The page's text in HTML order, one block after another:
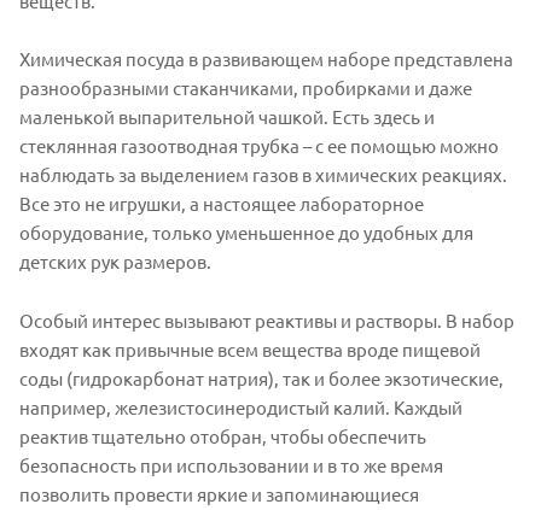
Химическая посуда в развивающем наборе представлена
разнообразными стаканчиками, пробирками и даже
маленькой выпарительной чашкой. Есть здесь и
стеклянная газоотводная трубка – с ее помощью можно
наблюдать за выделением газов в химических реакциях.
Все это не игрушки, а настоящее лабораторное
оборудование, только уменьшенное до удобных для
детских рук размеров.
Особый интерес вызывают реактивы и растворы. В набор
входят как привычные всем вещества вроде пищевой
соды (гидрокарбонат натрия), так и более экзотические,
например, железистосинеродистый калий. Каждый
реактив тщательно отобран, чтобы обеспечить
безопасность при использовании и в то же время
позволить провести яркие и запоминающиеся